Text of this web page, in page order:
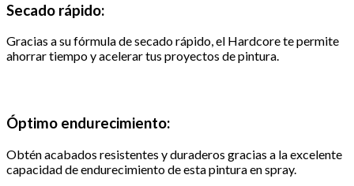
Secado rápido:
Gracias a su fórmula de secado rápido, el Hardcore te permite
ahorrar tiempo y acelerar tus proyectos de pintura.
Óptimo endurecimiento:
Obtén acabados resistentes y duraderos gracias a la excelente
capacidad de endurecimiento de esta pintura en spray.